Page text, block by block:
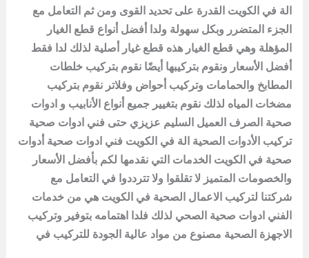
الة في الكويت القدرة على تحديد القوى ومن ثم التعامل مع
الجزء المتضرر وبكل سهولة ولدا أفضل أنواع قطع الغيار
المؤهلة وهي قطع الغيار هذه قطع غيار أصلية لذلك لدا فقط
أفضل الأسعار ونقوم بتركيبها أيضًا نقوم بتركيب خلطات
المطابخ والحمامات وتركيب أحواض وفلاتر نقوم بتركيب
مضخات المياه لذلك نقوم بتغيير جميع أنواع الأنابيب و ادوات
صحية الصرف العميل السليم عزيزي حتى فني ادوات صحية
تركيب الأدوات الصحية الة في الكويت فني ادوات صحية أدوات
صحية في الكويت الخدمات التي نقدمها لكم بأفضل الأسعار
والخصومات المتميز لا تقلقوا ولا تترددوا في التعامل مع
شركتنا لتركيب الاعمال الصحية في الكويت هي من خدمات
الفني ادوات صحية الصحي لذلك فلدا اهتمامه بتوفير وتركيب
الاجهزة الصحية مصنوع من مواد عالية الجودة للتركيب في